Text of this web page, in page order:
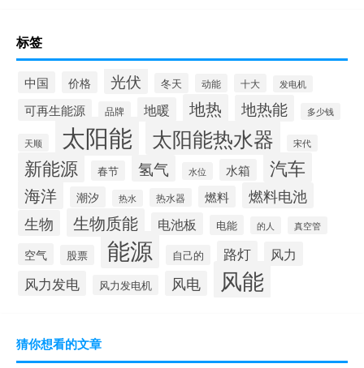
标签
中国 价格 光伏 冬天 动能 十大 发电机
可再生能源 品牌 地暖 地热 地热能 多少钱
天顺 太阳能 太阳能热水器 宋代
新能源 春节 氢气 水位 水箱 汽车
海洋 潮汐 热水 热水器 燃料
燃料电池
生物
生物质能 电池板 电能 的人 真空管
空气 股票 能源 自己的 路灯 风力
风力发电 风力发电机 风电 风能
猜你想看的文章